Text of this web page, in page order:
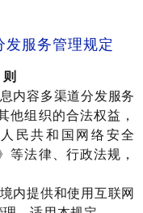
服务管理规定
则
内容多渠道分发服务
他组织的合法权益，
民共和国网络安全
等法律、行政法规，
内提供和使用互联网